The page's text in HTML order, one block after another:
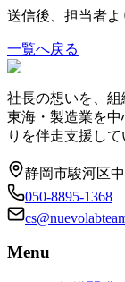
送信後、担当者
一覧へ戻る
社長の想いを、組
東海・製造業を中
りを伴走支援して
静岡市駿河区
050-8895-1368
Menu